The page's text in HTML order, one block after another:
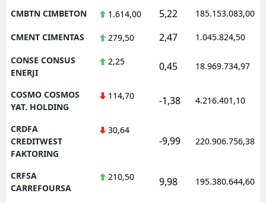
CMBTN CIMBETON 1.614,00 5,22 185.153.083,00
CMENT CIMENTAS 279,50 2,47 1.045.824,50
CONSE CONSUS
ENERJI
2,25 0,45 18.969.734,97
COSMO COSMOS
YAT. HOLDING
114,70 -1,38 4.216.401,10
CRDFA
CREDITWEST
FAKTORING
30,64
-9,99 220.906.756,38
CRFSA
CARREFOURSA
210,50 9,98 195.380.644,60